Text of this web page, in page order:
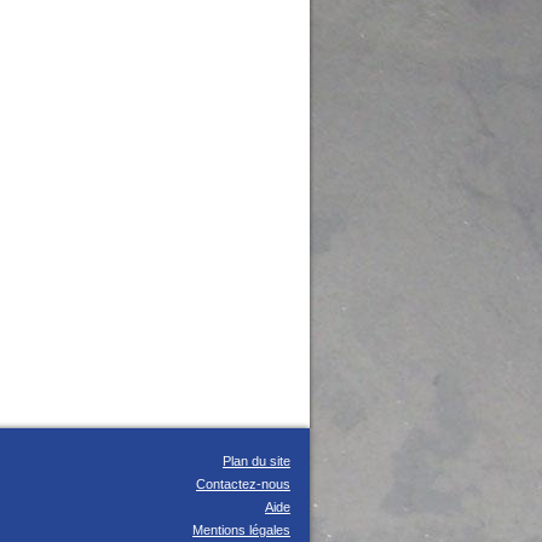
Plan du site
Contactez-nous
Aide
Mentions légales